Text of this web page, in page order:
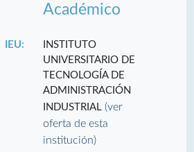
Académico
IEU:
INSTITUTO
UNIVERSITARIO DE
TECNOLOGÍA DE
ADMINISTRACIÓN
INDUSTRIAL(ver
oferta de esta
institución)